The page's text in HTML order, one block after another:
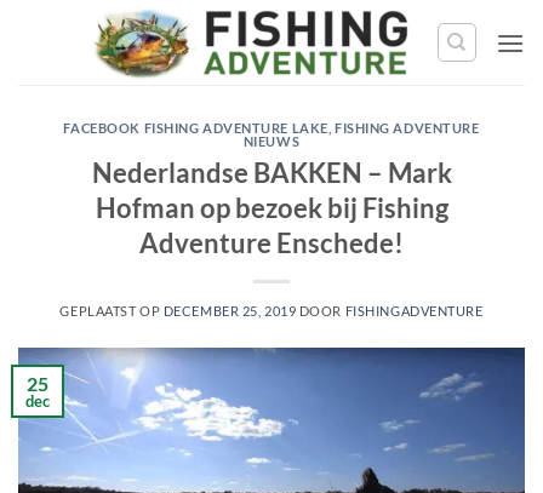
FACEBOOK FISHING ADVENTURE LAKE FISHING ADVENTURE
NIEUWS
Nederlandse BAKKEN – Mark
Hofman op bezoek bij Fishing
Adventure Enschede!
GEPLAATST OP DECEMBER 25, 2019 DOOR FISHINGADVENTURE
25
dec